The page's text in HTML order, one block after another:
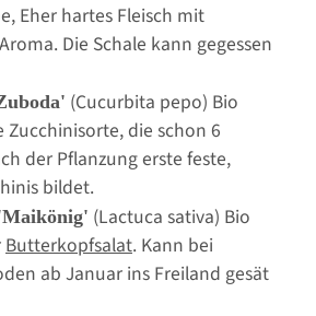
Eher hartes Fleisch mit
Die Schale kann gegessen
(Cucurbita pepo) Bio
Zucchinisorte, die schon 6
der Pflanzung erste feste,
bildet.
(Lactuca sativa) Bio
Butterkopfsalat. Kann bei
ab Januar ins Freiland gesät